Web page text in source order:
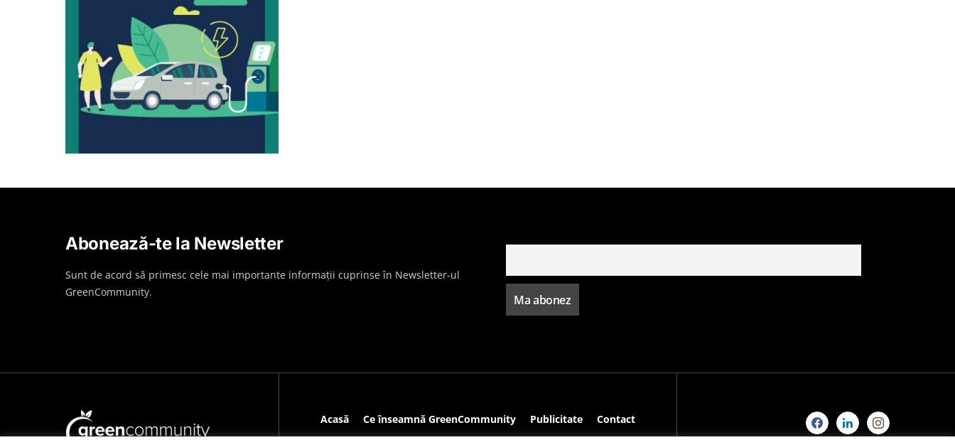
Abonează-te la Newsletter
Sunt de acord să primesc cele mai importante informații cuprinse în Newsletter-ul
GreenCommunity.
Acasă Ce înseamnă GreenCommunity Publicitate Contact